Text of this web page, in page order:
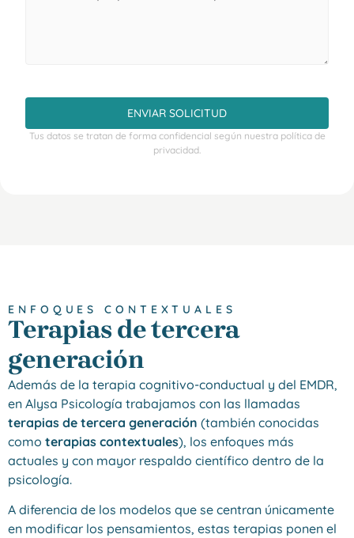
ENVIAR SOLICITUD
Tus datos se tratan de forma confidencial según nuestra política de
privacidad.
ENFOQUES CONTEXTUALES
Terapias de tercera
generación
Además de la terapia cognitivo-conductual y del EMDR,
en Alysa Psicología trabajamos con las llamadas
terapias de tercera generación (también conocidas
como terapias contextuales), los enfoques más
actuales y con mayor respaldo científico dentro de la
psicología.
A diferencia de los modelos que se centran únicamente
en modificar los pensamientos, estas terapias ponen el